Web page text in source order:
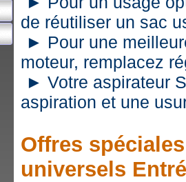
de réutiliser un sac
► Pour une
moteur, remplacez
► Votre aspirateur
aspiration et une
Offres
universels